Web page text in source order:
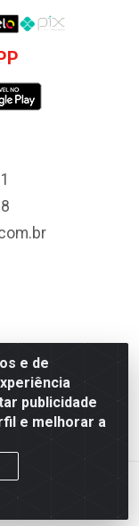
e de
publicidade
e melhorar a
- BA-052,
000 - CNPJ